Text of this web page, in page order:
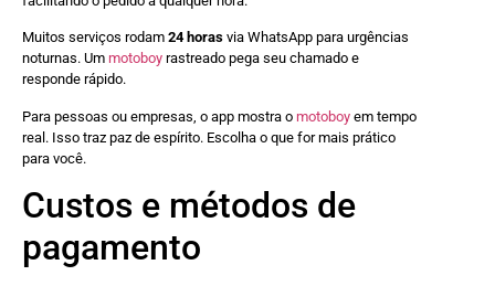
Muitos serviços rodam 24 horas via WhatsApp para urgências
noturnas. Um motoboy rastreado pega seu chamado e
responde rápido.
Para pessoas ou empresas, o app mostra o motoboy em tempo
real. Isso traz paz de espírito. Escolha o que for mais prático
para você.
Custos e métodos de
pagamento